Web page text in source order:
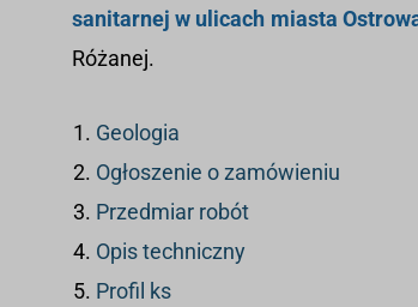
sanitarnej w ulicach miasta
Różanej.
Geologia
Ogłoszenie o zamówieniu
Przedmiar robót
Opis techniczny
Profil ks